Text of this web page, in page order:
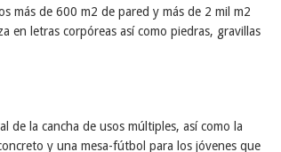
más de 600 m2 de pared y más de 2 mil m2
en letras corpóreas así como piedras, gravillas
de la cancha de usos múltiples, así como la
y una mesa-fútbol para los jóvenes que